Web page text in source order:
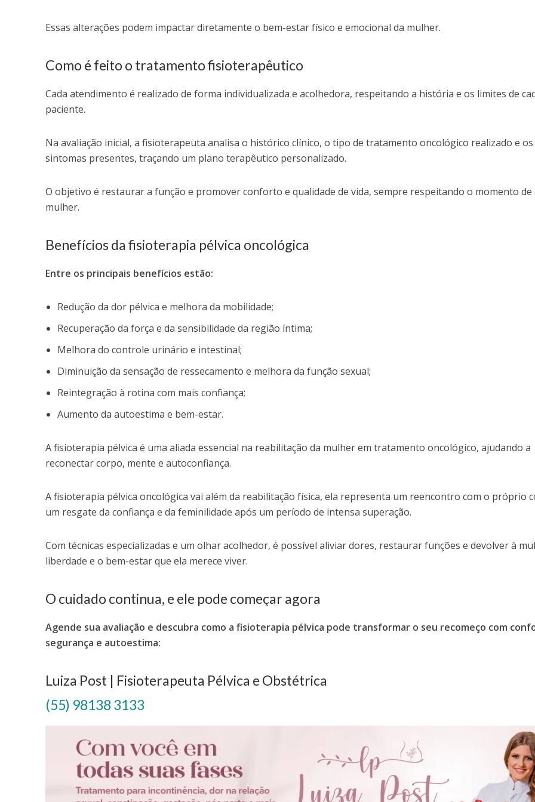
Essas alterações podem impactar diretamente o bem-estar físico e emocional da mulher.
Como é feito o tratamento fisioterapêutico
Cada atendimento é realizado de forma individualizada e acolhedora, respeitando a história e os limites de
paciente.
Na avaliação inicial, a fisioterapeuta analisa o histórico clínico, o tipo de tratamento oncológico realizado e os
sintomas presentes, traçando um plano terapêutico personalizado.
O objetivo é restaurar a função e promover conforto e qualidade de vida, sempre respeitando o momento de
mulher.
Benefícios da fisioterapia pélvica oncológica
Entre os principais benefícios estão:
Redução da dor pélvica e melhora da mobilidade;
Recuperação da força e da sensibilidade da região íntima;
Melhora do controle urinário e intestinal;
Diminuição da sensação de ressecamento e melhora da função sexual;
Reintegração à rotina com mais confiança;
Aumento da autoestima e bem-estar.
A fisioterapia pélvica é uma aliada essencial na reabilitação da mulher em tratamento oncológico, ajudando a
reconectar corpo, mente e autoconfiança.
A fisioterapia pélvica oncológica vai além da reabilitação física, ela representa um reencontro com o próprio
um resgate da confiança e da feminilidade após um período de intensa superação.
Com técnicas especializadas e um olhar acolhedor, é possível aliviar dores, restaurar funções e devolver à
liberdade e o bem-estar que ela merece viver.
O cuidado continua, e ele pode começar agora
Agende sua avaliação e descubra como a fisioterapia pélvica pode transformar o seu recomeço com
segurança e autoestima:
Luiza Post | Fisioterapeuta Pélvica e Obstétrica
(55) 98138 3133